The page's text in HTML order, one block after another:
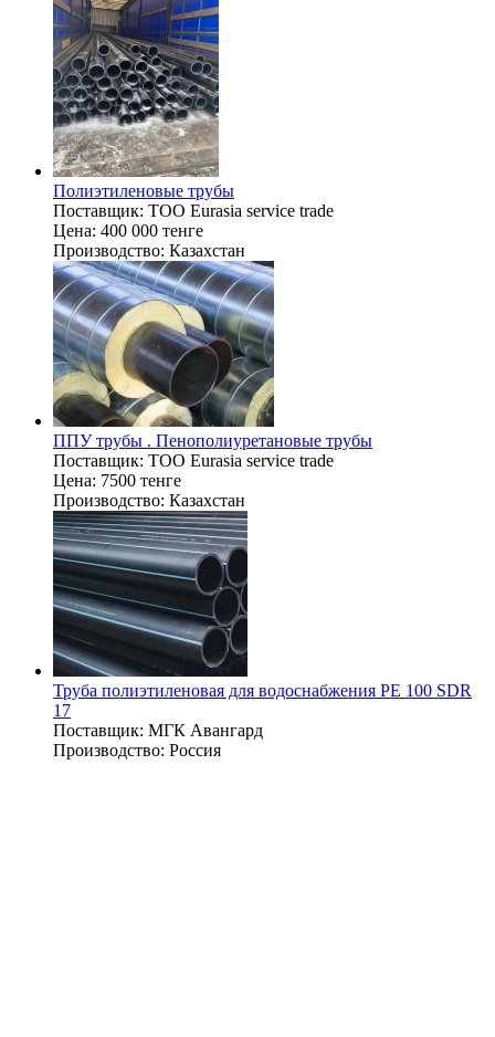
Полиэтиленовые трубы
Поставщик: TOO Eurasia service trade
Цена: 400 000 тенге
Производство: Казахстан
ППУ трубы . Пенополиуретановые трубы
Поставщик: TOO Eurasia service trade
Цена: 7500 тенге
Производство: Казахстан
Труба полиэтиленовая для водоснабжения PE 100 SDR
17
Поставщик: МГК Авангард
Производство: Россия